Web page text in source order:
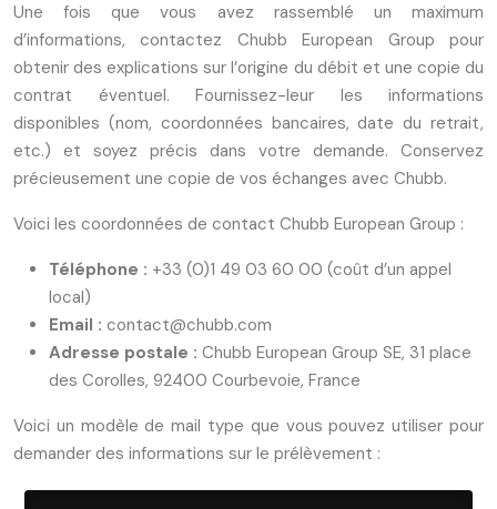
Une fois que vous avez rassemblé un maximum
d’informations, contactez Chubb European Group pour
obtenir des explications sur l’origine du débit et une copie du
contrat éventuel. Fournissez-leur les informations
disponibles (nom, coordonnées bancaires, date du retrait,
etc.) et soyez précis dans votre demande. Conservez
précieusement une copie de vos échanges avec Chubb.
Voici les coordonnées de contact Chubb European Group :
Téléphone : +33 (0)1 49 03 60 00 (coût d’un appel
local)
Email : contact@chubb.com
Adresse postale : Chubb European Group SE, 31 place
des Corolles, 92400 Courbevoie, France
Voici un modèle de mail type que vous pouvez utiliser pour
demander des informations sur le prélèvement :